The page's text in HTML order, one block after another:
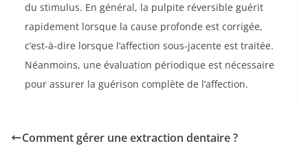
du stimulus. En général, la pulpite réversible guérit
rapidement lorsque la cause profonde est corrigée,
c’est-à-dire lorsque l’affection sous-jacente est traitée.
Néanmoins, une évaluation périodique est nécessaire
pour assurer la guérison complète de l’affection.
Comment gérer une extraction dentaire ?